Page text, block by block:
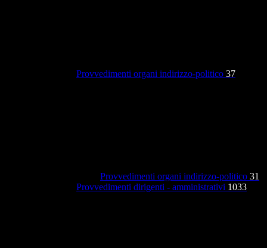
Provvedimenti organi indirizzo-politico 37
Provvedimenti organi indirizzo-politico 31
Provvedimenti dirigenti - amministrativi 1033